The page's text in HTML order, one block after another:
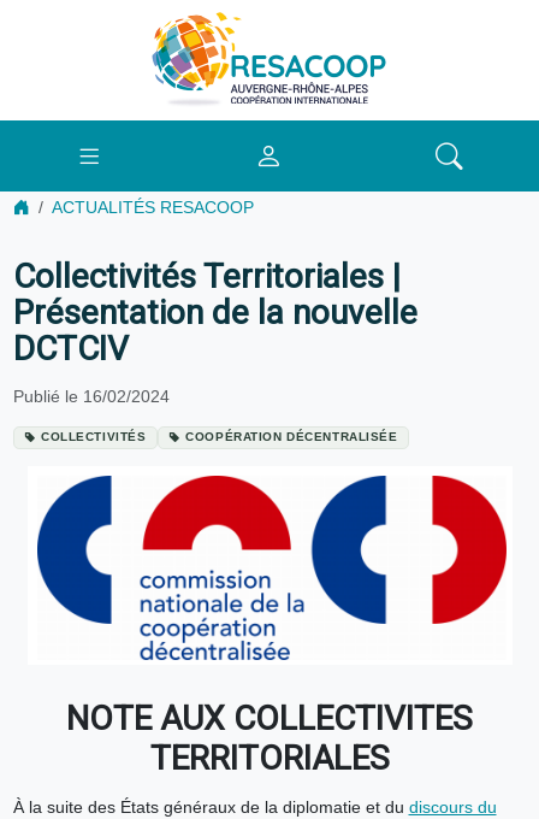
ACTUALITÉS RESACOOP
Collectivités Territoriales |
Présentation de la nouvelle
DCTCIV
Publié le 16/02/2024
COLLECTIVITÉS COOPÉRATION DÉCENTRALISÉE
NOTE AUX COLLECTIVITES
TERRITORIALES
À la suite des États généraux de la diplomatie et du discours du